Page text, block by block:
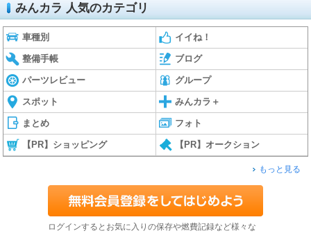
みんカラ 人気のカテゴリ
車種別 イイね！
整備手帳 ブログ
パーツレビュー グループ
スポット みんカラ＋
まとめ フォト
【PR】ショッピング 【PR】オークション
もっと見る
ログインするとお気に入りの保存や燃費記録など様々な